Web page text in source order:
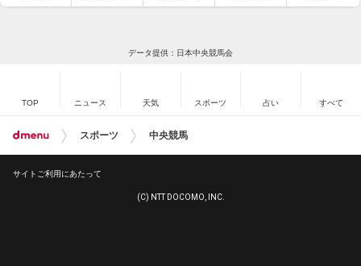
データ提供：日本中央競馬会
TOP ニュース 天気 スポーツ 占い すべて
スポーツ 中央競馬
サイトご利用にあたって
(C) NTT DOCOMO, INC.